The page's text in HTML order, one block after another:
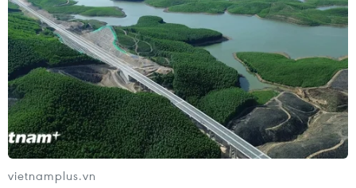
vietnamplus.vn